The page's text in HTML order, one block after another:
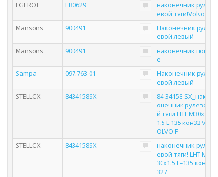
EGEROT
ER0629
наконечник рул
евой тяги!Volvo
Mansons
900491
Наконечник рул
евой левый
Mansons
900491
наконечник поп
е
Sampa
097.763-01
Наконечник рул
евой левый
STELLOX
8434158SX
84-34158-SX_нак
онечник рулево
й тяги LHT M30x
1.5 L 135 кон32 V
OLVO F
STELLOX
8434158SX
наконечник рул
евой тяги! LHT M
30x1.5 L=135 кон
32 /